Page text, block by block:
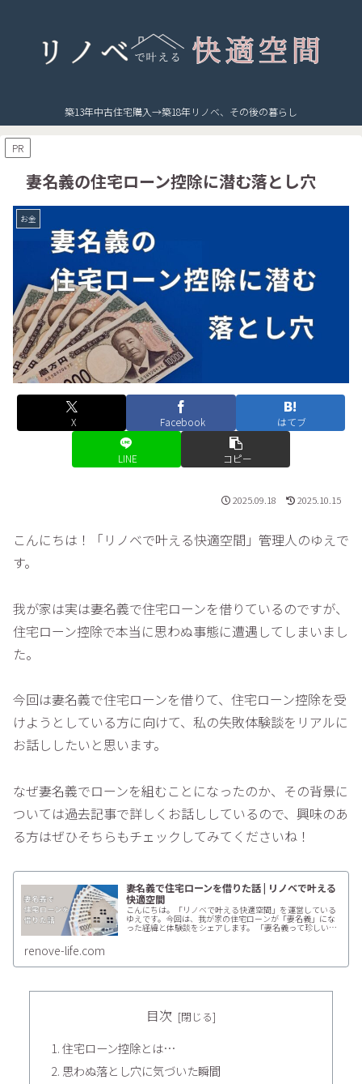
築13年中古住宅購入→築18年リノベ、その後の暮らし
PR
妻名義の住宅ローン控除に潜む落とし穴
お金
X Facebook はてブ
LINE コピー
2025.09.18 2025.10.15
こんにちは！「リノベで叶える快適空間」管理人のゆえで
す。
我が家は実は妻名義で住宅ローンを借りているのですが、
住宅ローン控除で本当に思わぬ事態に遭遇してしまいまし
た。
今回は妻名義で住宅ローンを借りて、住宅ローン控除を受
けようとしている方に向けて、私の失敗体験談をリアルに
お話ししたいと思います。
なぜ妻名義でローンを組むことになったのか、その背景に
ついては過去記事で詳しくお話ししているので、興味のあ
る方はぜひそちらもチェックしてみてくださいね！
妻名義で住宅ローンを借りた話 | リノベで叶える
快適空間
こんにちは。「リノベで叶える快適空間」を運営している
ゆえです。今回は、我が家の住宅ローンが「妻名義」にな
った経緯と体験談をシェアします。 「妻名義って珍しい？
大丈夫？」と不安に思う方もいるかもしれません。 私たち
renove-life.com
目次
住宅ローン控除とは…
思わぬ落とし穴に気づいた瞬間